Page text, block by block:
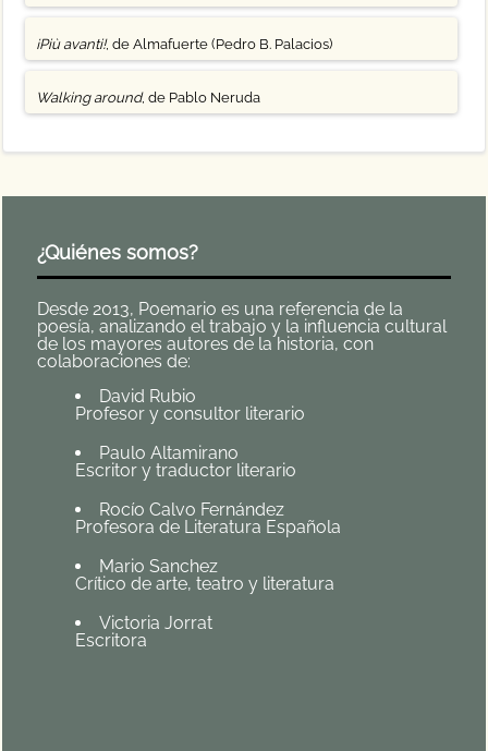
¡Più avanti!, de Almafuerte (Pedro B. Palacios)
Walking around, de Pablo Neruda
¿Quiénes somos?
Desde 2013, Poemario es una referencia de la
poesía, analizando el trabajo y la influencia cultural
de los mayores autores de la historia, con
colaboraciones de:
David Rubio
Profesor y consultor literario
Paulo Altamirano
Escritor y traductor literario
Rocío Calvo Fernández
Profesora de Literatura Española
Mario Sanchez
Crítico de arte, teatro y literatura
Victoria Jorrat
Escritora